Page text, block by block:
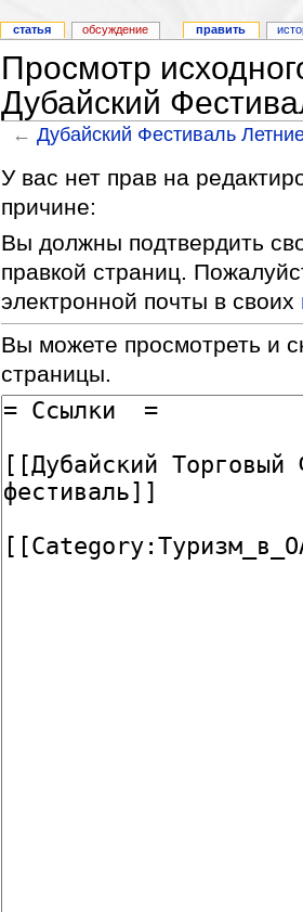
Просмотр
Дубайский
←Дубайский Фестиваль
У вас нет прав на
причине:
Вы должны подтвердить
правкой страниц.
электронной почты в своих
Вы можете просмотреть и
страницы.
статья обсуждение править